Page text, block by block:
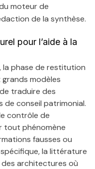
moteur de
de la synthèse.
pour l’aide à la
la phase de restitution
grands modèles
traduire des
de conseil patrimonial.
contrôle de
tout phénomène
fausses ou
la littérature
architectures où